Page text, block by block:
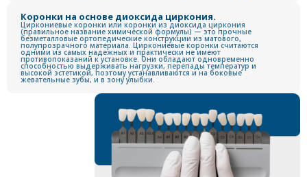
Коронки на основе диоксида циркония.
Циркониевые коронки или коронки из диоксида циркония
(правильное название химической формулы) — это прочные
безметалловые ортопедические конструкции из матового,
полупрозрачного материала. Циркониевые коронки считаются
одними из самых надежных и практически не имеют
противопоказаний к установке. Они обладают одновременно
способностью выдерживать нагрузки, перепады температур и
высокой эстетикой, поэтому устанавливаются и на боковые
жевательные зубы, и в зону улыбки.